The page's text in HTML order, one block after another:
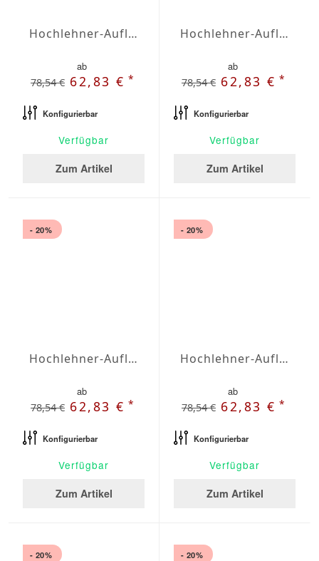
Hochlehner-Auflagen Agora Plains Granate
ab
78,54 € 62,83 €*
Konfigurierbar
Verfügbar
Zum Artikel
Hochlehner-Auflagen Agora Plains Gris
ab
78,54 € 62,83 €*
Konfigurierbar
Verfügbar
Zum Artikel
- 20%
Hochlehner-Auflagen Agora Plains Lavanda
ab
78,54 € 62,83 €*
Konfigurierbar
Verfügbar
Zum Artikel
- 20%
Hochlehner-Auflagen Agora Plains Limon
ab
78,54 € 62,83 €*
Konfigurierbar
Verfügbar
Zum Artikel
- 20% - 20%